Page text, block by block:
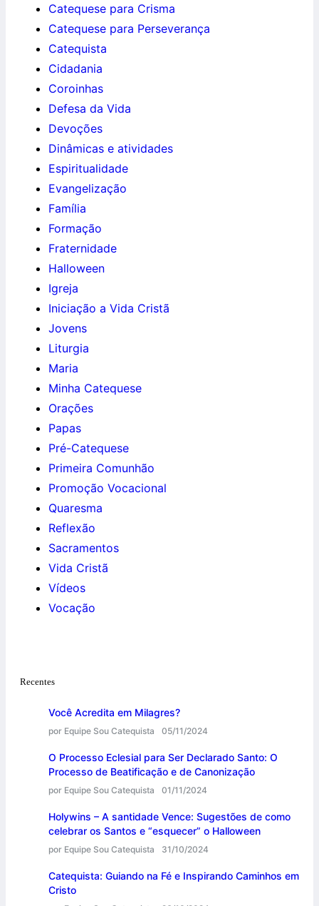
Catequese para Crisma
Catequese para Perseverança
Catequista
Cidadania
Coroinhas
Defesa da Vida
Devoções
Dinâmicas e atividades
Espiritualidade
Evangelização
Família
Formação
Fraternidade
Halloween
Igreja
Iniciação a Vida Cristã
Jovens
Liturgia
Maria
Minha Catequese
Orações
Papas
Pré-Catequese
Primeira Comunhão
Promoção Vocacional
Quaresma
Reflexão
Sacramentos
Vida Cristã
Vídeos
Vocação
Recentes
Você Acredita em Milagres?
por Equipe Sou Catequista 05/11/2024
O Processo Eclesial para Ser Declarado Santo: O
Processo de Beatificação e de Canonização
por Equipe Sou Catequista 01/11/2024
Holywins – A santidade Vence: Sugestões de como
celebrar os Santos e “esquecer” o Halloween
por Equipe Sou Catequista 31/10/2024
Catequista: Guiando na Fé e Inspirando Caminhos em
Cristo